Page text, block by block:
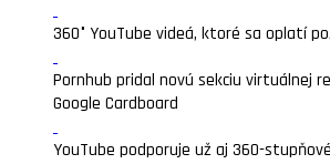
360° YouTube videá, ktoré sa oplatí
Pornhub pridal novú sekciu virtuálnej
Google Cardboard
YouTube podporuje už aj 360-